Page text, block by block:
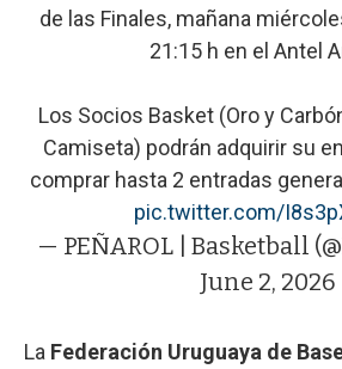
de las Finales, mañana
21:15 h en el Antel
Los Socios Basket (Oro y
Camiseta) podrán adquirir su
comprar hasta 2 entradas
pic.twitter.com/
— PEÑAROL | Basketball
June 2, 2026
La Federación Uruguaya de